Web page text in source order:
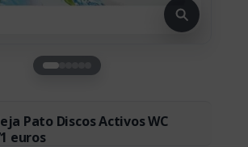
Pato Discos Activos WC
euros